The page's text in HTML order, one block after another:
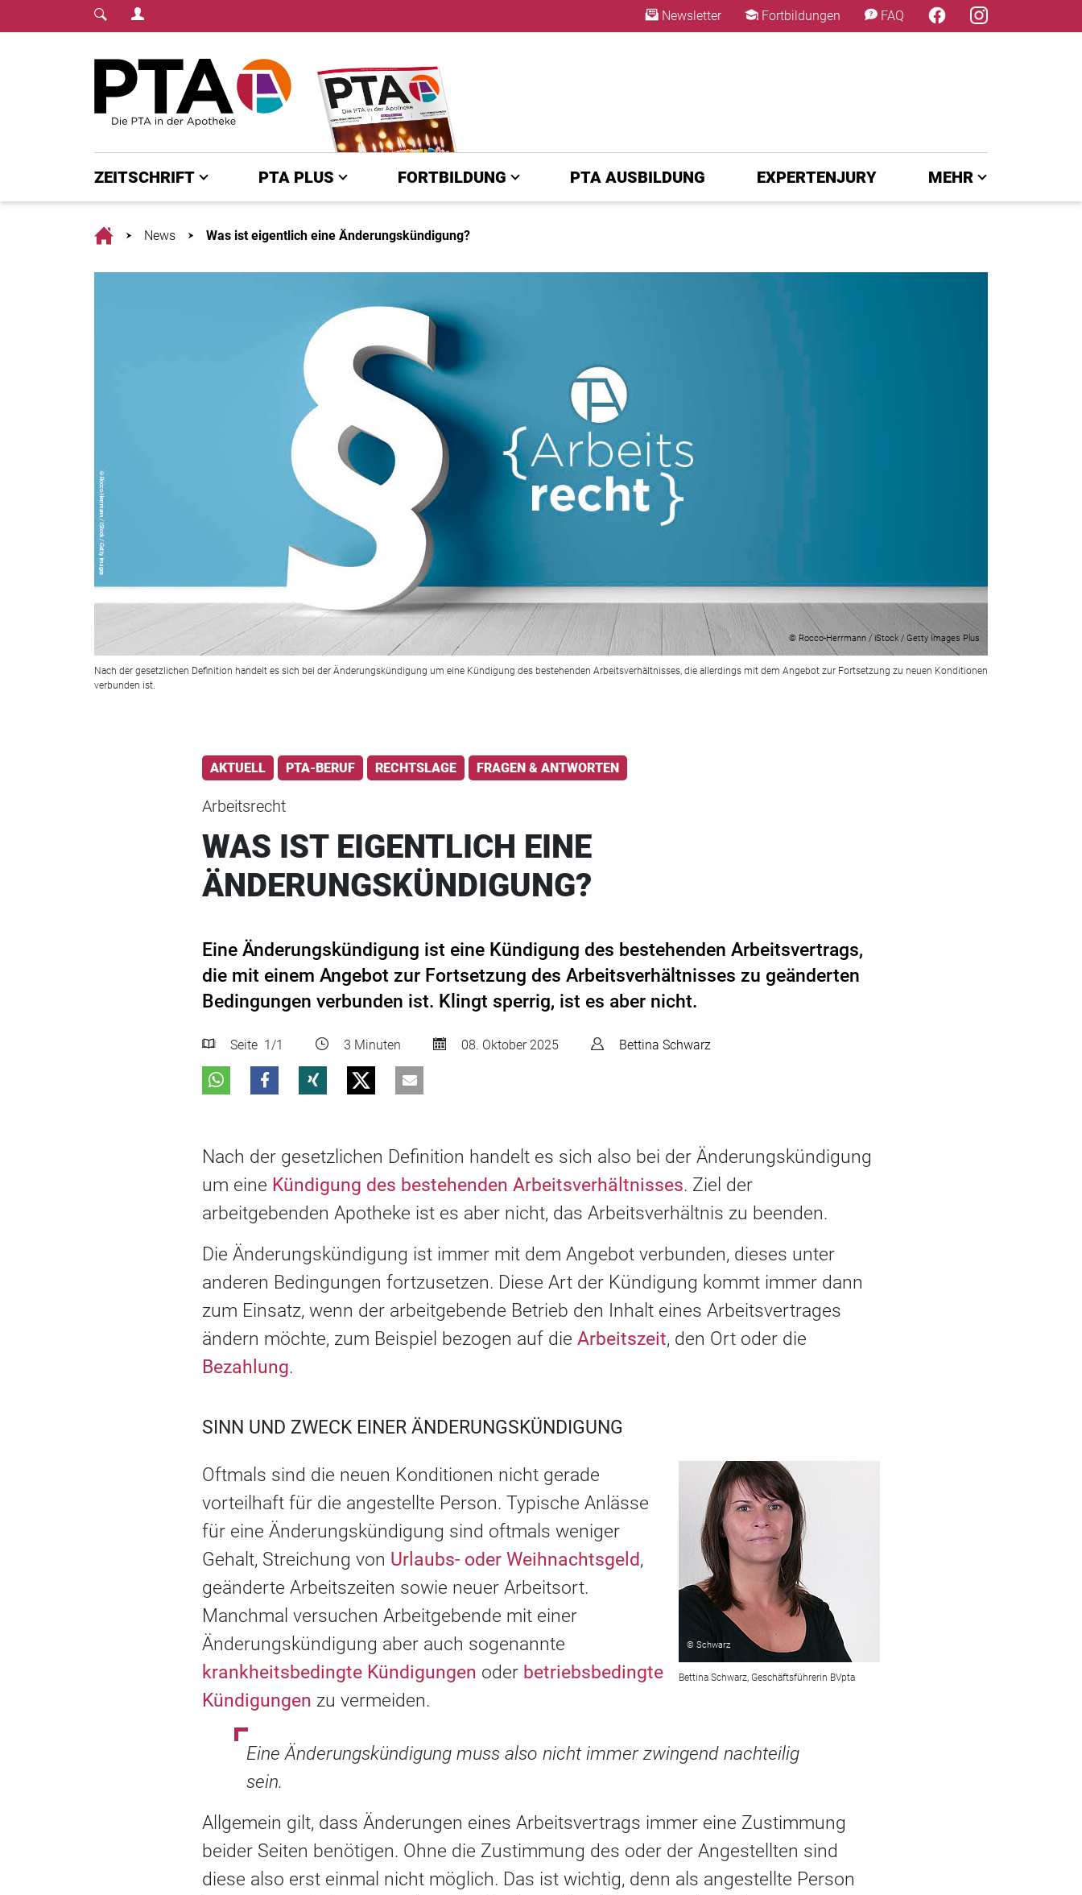
Login Menu Newsletter Fortbildungen FAQ
ZEITSCHRIFT PTA PLUS FORTBILDUNG PTA AUSBILDUNG EXPERTENJURY MEHR
HomeNews Was ist eigentlich eine Änderungskündigung?
© Rocco-Herrmann / iStock / Getty Images Plus
Nach der gesetzlichen Definition handelt es sich bei der Änderungskündigung um eine Kündigung des bestehenden Arbeitsverhältnisses, die allerdings mit dem Angebot zur Fortsetzung zu neuen Konditionen
verbunden ist.
AKTUELL PTA-BERUF RECHTSLAGE FRAGEN & ANTWORTEN
Arbeitsrecht
WAS IST EIGENTLICH EINE
ÄNDERUNGSKÜNDIGUNG?
Eine Änderungskündigung ist eine Kündigung des bestehenden Arbeitsvertrags,
die mit einem Angebot zur Fortsetzung des Arbeitsverhältnisses zu geänderten
Bedingungen verbunden ist. Klingt sperrig, ist es aber nicht.
Seite 1 /1 3 Minuten 08. Oktober 2025 Bettina Schwarz
Nach der gesetzlichen Definition handelt es sich also bei der Änderungskündigung
um eine Kündigung des bestehenden Arbeitsverhältnisses. Ziel der
arbeitgebenden Apotheke ist es aber nicht, das Arbeitsverhältnis zu beenden.
Die Änderungskündigung ist immer mit dem Angebot verbunden, dieses unter
anderen Bedingungen fortzusetzen. Diese Art der Kündigung kommt immer dann
zum Einsatz, wenn der arbeitgebende Betrieb den Inhalt eines Arbeitsvertrages
ändern möchte, zum Beispiel bezogen auf die Arbeitszeit, den Ort oder die
Bezahlung.
SINN UND ZWECK EINER ÄNDERUNGSKÜNDIGUNG
© Schwarz
Bettina Schwarz, Geschäftsführerin BVpta
Oftmals sind die neuen Konditionen nicht gerade
vorteilhaft für die angestellte Person. Typische Anlässe
für eine Änderungskündigung sind oftmals weniger
Gehalt, Streichung von Urlaubs- oder Weihnachtsgeld,
geänderte Arbeitszeiten sowie neuer Arbeitsort.
Manchmal versuchen Arbeitgebende mit einer
Änderungskündigung aber auch sogenannte
krankheitsbedingte Kündigungen oder betriebsbedingte
Kündigungen zu vermeiden.
Eine Änderungskündigung muss also nicht immer zwingend nachteilig
sein.
Allgemein gilt, dass Änderungen eines Arbeitsvertrags immer eine Zustimmung
beider Seiten benötigen. Ohne die Zustimmung des oder der Angestellten sind
diese also erst einmal nicht möglich. Das ist wichtig, denn als angestellte Person
×